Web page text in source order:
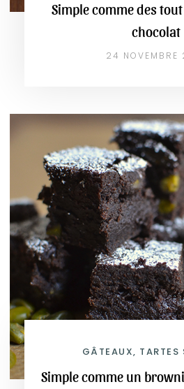
Simple comme des
chocolat
24 NOVEMBRE
GÂTEAUX, TARTES
Simple comme un